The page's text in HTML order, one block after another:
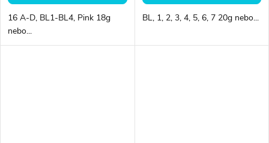
16 A-D, BL1-BL4, Pink 18g
nebo...
BL, 1, 2, 3, 4, 5, 6, 7 20g nebo...